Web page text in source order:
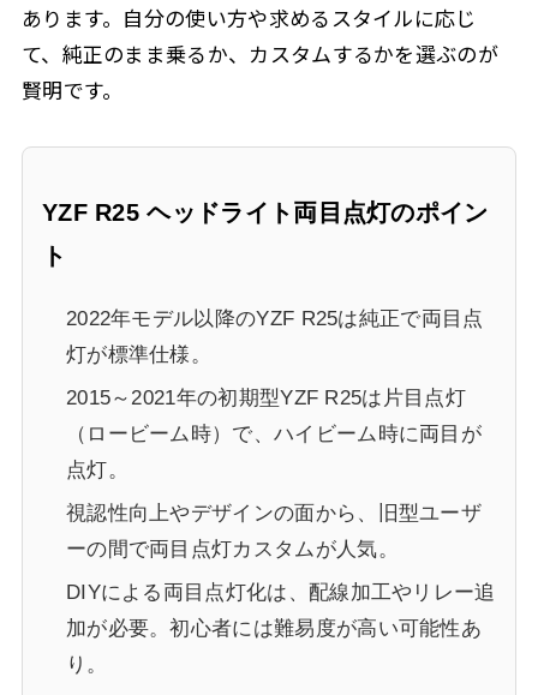
あります。自分の使い方や求めるスタイルに応じ
て、純正のまま乗るか、カスタムするかを選ぶのが
賢明です。
YZF R25 ヘッドライト両目点灯のポイン
ト
2022年モデル以降のYZF R25は純正で両目点
灯が標準仕様。
2015～2021年の初期型YZF R25は片目点灯
（ロービーム時）で、ハイビーム時に両目が
点灯。
視認性向上やデザインの面から、旧型ユーザ
ーの間で両目点灯カスタムが人気。
DIYによる両目点灯化は、配線加工やリレー追
加が必要。初心者には難易度が高い可能性あ
り。